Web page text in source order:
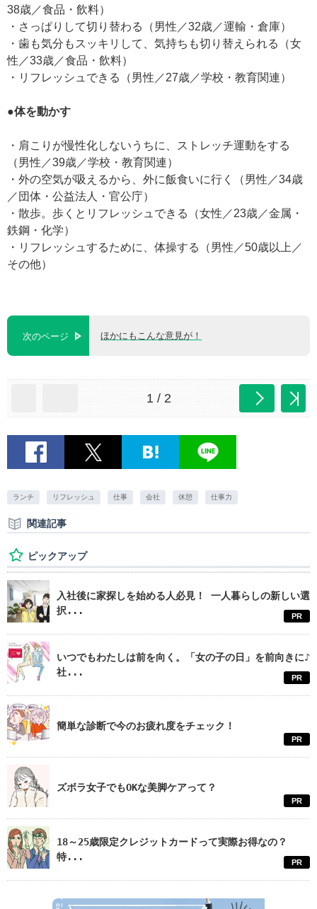
38歳／食品・飲料）
・さっぱりして切り替わる（男性／32歳／運輸・倉庫）
・歯も気分もスッキリして、気持ちも切り替えられる（女
性／33歳／食品・飲料）
・リフレッシュできる（男性／27歳／学校・教育関連）
●体を動かす
・肩こりが慢性化しないうちに、ストレッチ運動をする
（男性／39歳／学校・教育関連）
・外の空気が吸えるから、外に飯食いに行く（男性／34歳
／団体・公益法人・官公庁）
・散歩。歩くとリフレッシュできる（女性／23歳／金属・
鉄鋼・化学）
・リフレッシュするために、体操する（男性／50歳以上／
その他）
次のページ ほかにもこんな意見が！
1 / 2
ランチ リフレッシュ 仕事 会社 休憩 仕事力
関連記事
ピックアップ
入社後に家探しを始める人必見！ 一人暮らしの新しい選
択...
PR
いつでもわたしは前を向く。「女の子の日」を前向きに♪
社...
PR
簡単な診断で今のお疲れ度をチェック！
PR
ズボラ女子でもOKな美脚ケアって？
PR
18～25歳限定クレジットカードって実際お得なの？
特...
PR